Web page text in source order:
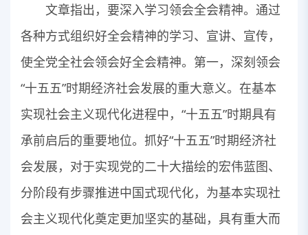
文章指出，要深入学习领会全会精神。通过
各种方式组织好全会精神的学习、宣讲、宣传，
使全党全社会领会好全会精神。第一，深刻领会
“十五五”时期经济社会发展的重大意义。在基本
实现社会主义现代化进程中，“十五五”时期具有
承前启后的重要地位。抓好“十五五”时期经济社
会发展，对于实现党的二十大描绘的宏伟蓝图、
分阶段有步骤推进中国式现代化，为基本实现社
会主义现代化奠定更加坚实的基础，具有重大而